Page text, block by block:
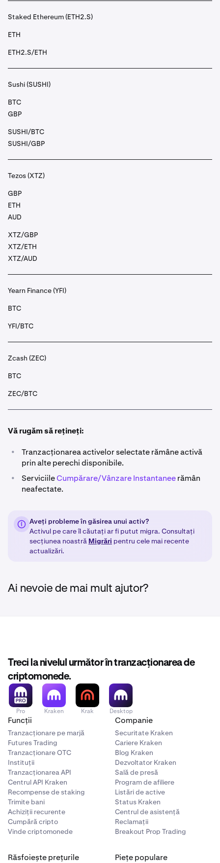
Staked Ethereum (ETH2.S)
ETH
ETH2.S/ETH
Sushi (SUSHI)
BTC
GBP
SUSHI/BTC
SUSHI/GBP
Tezos (XTZ)
GBP
ETH
AUD
XTZ/GBP
XTZ/ETH
XTZ/AUD
Yearn Finance (YFI)
BTC
YFI/BTC
Zcash (ZEC)
BTC
ZEC/BTC
Vă rugăm să rețineți:
•
Tranzacționarea activelor selectate rămâne activă
prin alte perechi disponibile.
• ServiciileCumpărare/Vânzare Instantaneerămân
neafectate.
Aveți probleme în găsirea unui activ?
Activul pe care îl căutați ar fi putut migra. Consultați
secțiunea noastră Migrări pentru cele mai recente
actualizări.
Ai nevoie de mai mult ajutor?
Treci la nivelul următor în tranzacționarea de
criptomonede.
Pro Kraken Krak Desktop
Funcții
Tranzacționare pe marjă
Futures Trading
Tranzacționare OTC
Instituții
Tranzacționarea API
Centrul API Kraken
Recompense de staking
Trimite bani
Achiziții recurente
Cumpără cripto
Vinde criptomonede
Companie
Securitate Kraken
Cariere Kraken
Blog Kraken
Dezvoltator Kraken
Sală de presă
Program de afiliere
Listări de active
Status Kraken
Centrul de asistență
Reclamații
Breakout Prop Trading
Răsfoiește prețurile Piețe populare